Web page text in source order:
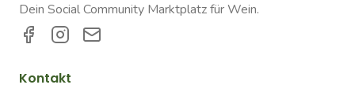
Dein Social Community Marktplatz für Wein.
Kontakt